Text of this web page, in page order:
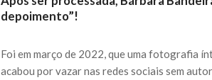
depoimento”!
Foi em março de 2022, que uma fotografia
acabou por vazar nas redes sociais sem